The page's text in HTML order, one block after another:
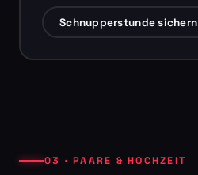
Schnupperstunde sichern
03 · PAARE & HOCHZEIT